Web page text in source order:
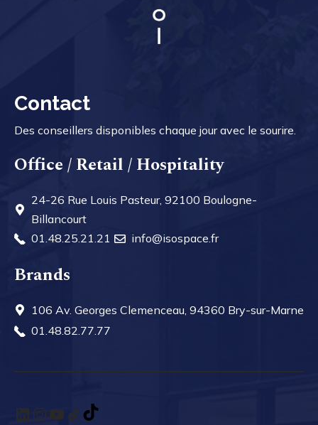
Contact
Des conseillers disponibles chaque jour avec le sourire.
Office / Retail / Hospitality
24-26 Rue Louis Pasteur, 92100 Boulogne-
Billancourt
01.48.25.21.21
info@isospace.fr
Brands
106 Av. Georges Clemenceau, 94360 Bry-sur-Marne
01.48.82.77.77
LinkedIn
Instagram
YouTube
TikTok